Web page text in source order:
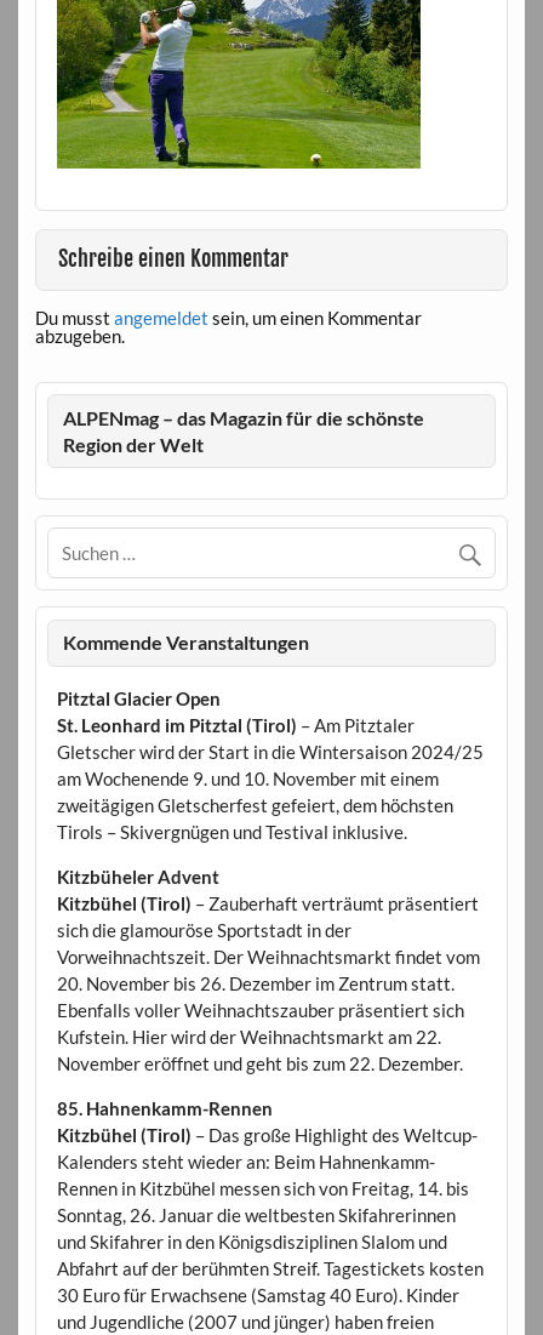
Schreibe einen Kommentar
Du musst angemeldet sein, um einen Kommentar
abzugeben.
ALPENmag – das Magazin für die schönste
Region der Welt
Kommende Veranstaltungen
Pitztal Glacier Open
St. Leonhard im Pitztal (Tirol) – Am Pitztaler
Gletscher wird der Start in die Wintersaison 2024/25
am Wochenende 9. und 10. November mit einem
zweitägigen Gletscherfest gefeiert, dem höchsten
Tirols – Skivergnügen und Testival inklusive.
Kitzbüheler Advent
Kitzbühel (Tirol) – Zauberhaft verträumt präsentiert
sich die glamouröse Sportstadt in der
Vorweihnachtszeit. Der Weihnachtsmarkt findet vom
20. November bis 26. Dezember im Zentrum statt.
Ebenfalls voller Weihnachtszauber präsentiert sich
Kufstein. Hier wird der Weihnachtsmarkt am 22.
November eröffnet und geht bis zum 22. Dezember.
85. Hahnenkamm-Rennen
Kitzbühel (Tirol) – Das große Highlight des Weltcup-
Kalenders steht wieder an: Beim Hahnenkamm-
Rennen in Kitzbühel messen sich von Freitag, 14. bis
Sonntag, 26. Januar die weltbesten Skifahrerinnen
und Skifahrer in den Königsdisziplinen Slalom und
Abfahrt auf der berühmten Streif. Tagestickets kosten
30 Euro für Erwachsene (Samstag 40 Euro). Kinder
und Jugendliche (2007 und jünger) haben freien